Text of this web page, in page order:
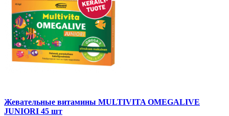
Жевательные витамины MULTIVITA OMEGALIVE
JUNIORI 45 шт